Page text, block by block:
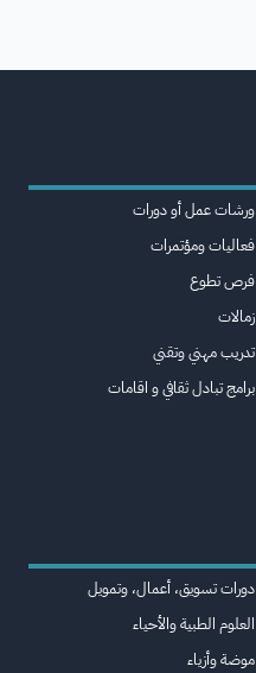
ورشات عمل أو دورات
فعاليات ومؤتمرات
فرص تطوع
زمالات
تدريب مهني وتقني
برامج تبادل ثقافي و اقامات
دورات تسويق، أعمال، وتمويل
العلوم الطبية والأحياء
موضة وأزياء